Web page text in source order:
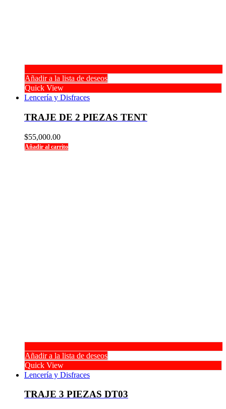
Añadir a la lista de deseos
Quick View
Lencería y Disfraces
TRAJE DE 2 PIEZAS TENT
$55,000.00
Añadir al carrito
Añadir a la lista de deseos
Quick View
Lencería y Disfraces
TRAJE 3 PIEZAS DT03